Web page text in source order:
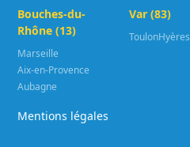
Bouches-du-
Rhône (13)
Marseille
Aix-en-Provence
Aubagne
Var (83)
ToulonHyères
Mentions légales